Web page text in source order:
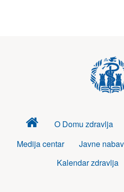
Dom
zdravlja
O Domu zdravlja
Medija centar
Javne
Kalendar zdravlja